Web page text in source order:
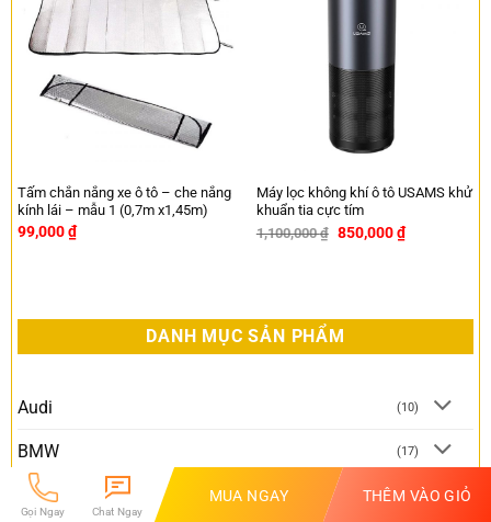
Tấm chắn nắng xe ô tô – che nắng
kính lái – mẫu 1 (0,7m x1,45m)
99,000₫
Máy lọc không khí ô tô USAMS khử
khuẩn tia cực tím
1,100,000₫ 850,000₫
DANH MỤC SẢN PHẨM
Audi (10)
BMW (17)
Chevrolet (21)
Gọi Ngay Chat Ngay
MUA NGAY THÊM VÀO GIỎ